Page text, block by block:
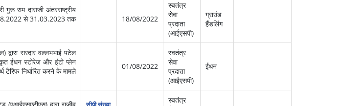
राम दासजी अंतरराष्ट्रीय
से 31.03.2023 तक
18/08/2022
स्‍वतंत्र
सेवा
प्रदाता
(आईएसपी)
ग्राउंड
हैंडलिंग
सरदार वल्लभभाई पटेल
ईंधन स्टोरेज और इंटो प्लेन
निर्धारित करने के मामले
01/08/2022
स्‍वतंत्र
सेवा
प्रदाता
(आईएसपी)
ईंधन
स्‍वतंत्र